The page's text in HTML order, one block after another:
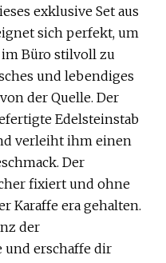
exklusive Set aus
sich perfekt, um
im Büro stilvoll zu
und lebendiges
der Quelle. Der
Edelsteinstab
verleiht ihm einen
Der
fixiert und ohne
Karaffe era gehalten.
der
und erschaffe dir